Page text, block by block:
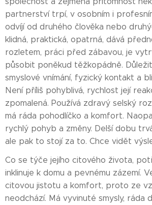
partnerství trpí, v osobním i
odvíjí od druhého člověka nebo
klidná, praktická, opatrná, dává
rozletem, práci před zábavou, je
působit poněkud těžkopádně.
smyslové vnímání, fyzický kontakt a
Není příliš pohyblivá, rychlost její
zpomalená. Používá zdravý selský
má ráda pohodlíčko a komfort.
rychlý pohyb a změny. Delší dobu
ale pak to stojí za to. Chce vidět
Co se týče jejího citového života,
inklinuje k domu a pevnému zázemí.
citovou jistotu a komfort, proto ze
neodchází. Má vyvinuté smysly, ráda